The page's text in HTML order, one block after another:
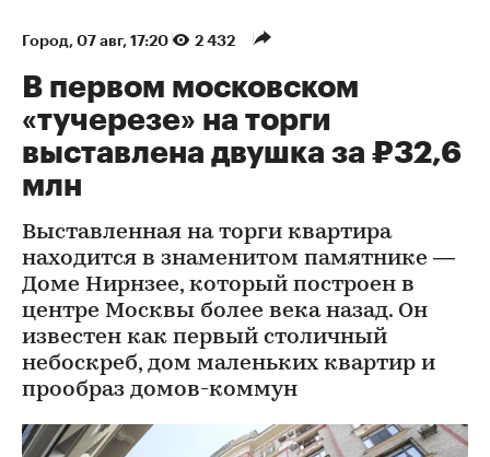
Город 07 авг, 17:20 2 432
В первом московском
«тучерезе» на торги
выставлена двушка за ₽32,6
млн
Выставленная на торги квартира
находится в знаменитом памятнике —
Доме Нирнзее, который построен в
центре Москвы более века назад. Он
известен как первый столичный
небоскреб, дом маленьких квартир и
прообраз домов-коммун